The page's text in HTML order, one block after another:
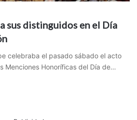
sus distinguidos en el Día
celebraba el pasado sábado el acto
Menciones Honoríficas del Día de…